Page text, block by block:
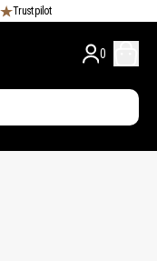
Trustpilot
0